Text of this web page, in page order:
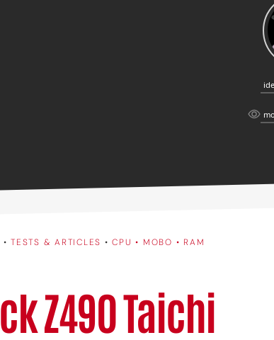
• TESTS & ARTICLES •CPU • MOBO • RAM
Z490 Taichi